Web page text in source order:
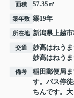
面積 57.35㎡
築年数 築19年
所在地 新潟県上越市
交通 妙高はねう
妙高はねう
備考
稲田郵便局
す。バス停
ちんです。